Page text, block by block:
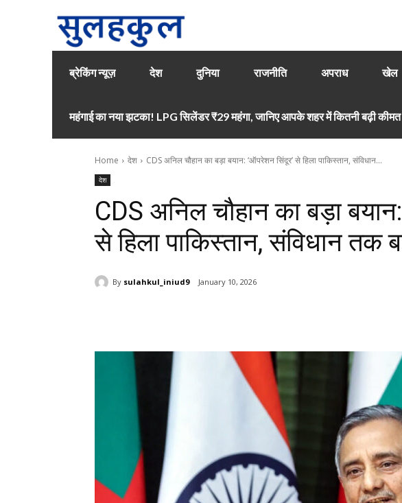
ब्रेकिंग न्यूज़ देश दुनिया राजनीति अपराध खेल
महंगाई का नया झटका! LPG सिलेंडर ₹29 महंगा, जानिए आपके शहर में कितनी बढ़ी कीमत
Home देश CDS अनिल चौहान का बड़ा बयान: ‘ऑपरेशन सिंदूर’ से हिला पाकिस्तान, संविधान...
देश
CDS अनिल चौहान का बड़ा
से हिला पाकिस्तान, संविधान तक
By sulahkul_iniud9 January 10, 2026